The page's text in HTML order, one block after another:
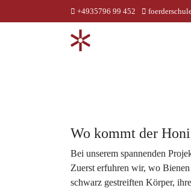
+4935796 99 452
Wo kommt der
Bei unserem spannenden
Zuerst erfuhren wir, wo
schwarz gestreiften Körper,